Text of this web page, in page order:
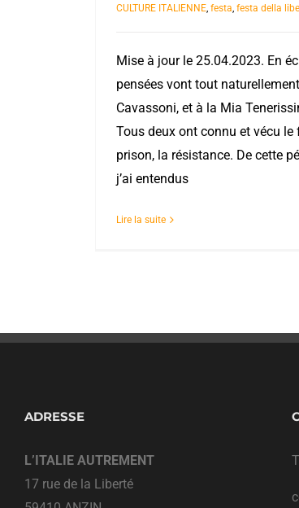
CULTURE ITALIENNE, festa, festa della
Mise à jour le 25.04.2023. En
pensées vont tout
Cavassoni, et à la Mia
Tous deux ont connu et vécu
prison, la résistance. De cette
j’ai entendus
Lire la suite
ADRESSE
L’ITALIE AUTREMENT
17 rue de la Liberté